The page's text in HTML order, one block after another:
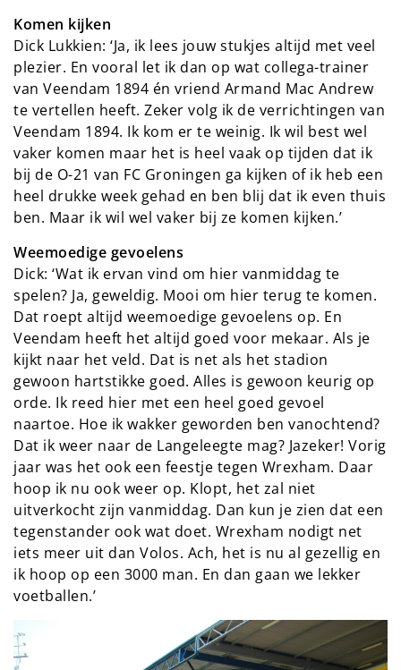
Komen kijken
Dick Lukkien: ‘Ja, ik lees jouw stukjes altijd met veel
plezier. En vooral let ik dan op wat collega-trainer
van Veendam 1894 én vriend Armand Mac Andrew
te vertellen heeft. Zeker volg ik de verrichtingen van
Veendam 1894. Ik kom er te weinig. Ik wil best wel
vaker komen maar het is heel vaak op tijden dat ik
bij de O-21 van FC Groningen ga kijken of ik heb een
heel drukke week gehad en ben blij dat ik even thuis
ben. Maar ik wil wel vaker bij ze komen kijken.’
Weemoedige gevoelens
Dick: ‘Wat ik ervan vind om hier vanmiddag te
spelen? Ja, geweldig. Mooi om hier terug te komen.
Dat roept altijd weemoedige gevoelens op. En
Veendam heeft het altijd goed voor mekaar. Als je
kijkt naar het veld. Dat is net als het stadion
gewoon hartstikke goed. Alles is gewoon keurig op
orde. Ik reed hier met een heel goed gevoel
naartoe. Hoe ik wakker geworden ben vanochtend?
Dat ik weer naar de Langeleegte mag? Jazeker! Vorig
jaar was het ook een feestje tegen Wrexham. Daar
hoop ik nu ook weer op. Klopt, het zal niet
uitverkocht zijn vanmiddag. Dan kun je zien dat een
tegenstander ook wat doet. Wrexham nodigt net
iets meer uit dan Volos. Ach, het is nu al gezellig en
ik hoop op een 3000 man. En dan gaan we lekker
voetballen.’